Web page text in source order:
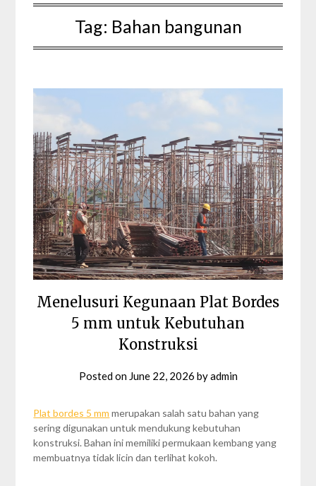
Tag: Bahan bangunan
Menelusuri Kegunaan Plat Bordes
5 mm untuk Kebutuhan
Konstruksi
Posted on June 22, 2026 byadmin
Plat bordes 5 mm merupakan salah satu bahan yang
sering digunakan untuk mendukung kebutuhan
konstruksi. Bahan ini memiliki permukaan kembang yang
membuatnya tidak licin dan terlihat kokoh.